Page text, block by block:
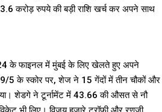
3.6 करोड़ रुपये की बड़ी राशि खर्च कर अपने साथ
के फाइनल में मुंबई के लिए खेलते हुए अपने
5 के स्कोर पर, शेज ने 15 गेंदों में तीन चौकों और
शेडगे ने टूर्नामेंट में 43.66 की औसत से नौ